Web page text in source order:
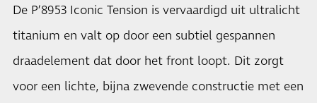
De P’8953 Iconic Tension is vervaardigd uit ultralicht
titanium en valt op door een subtiel gespannen
draadelement dat door het front loopt. Dit zorgt
voor een lichte, bijna zwevende constructie met een